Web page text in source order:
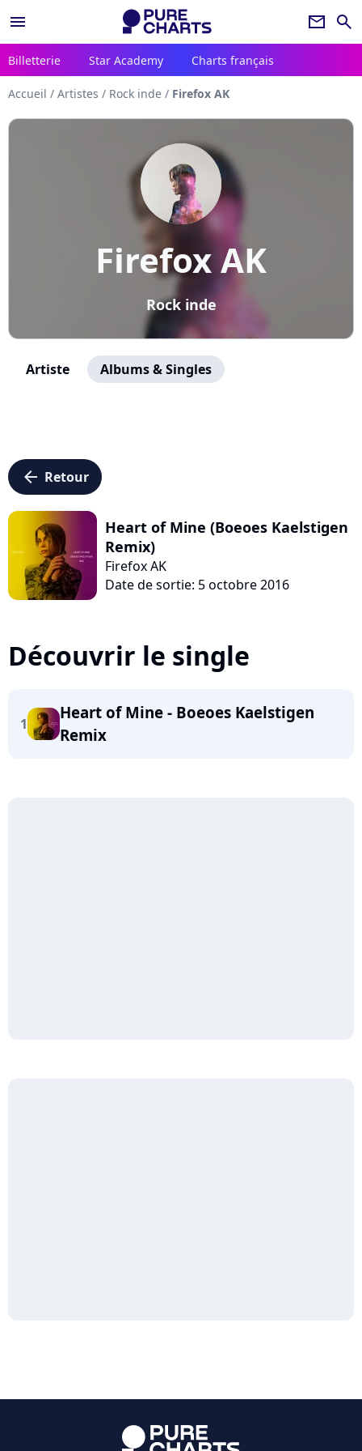
menu newsletter search
Billetterie Star Academy Charts français
Accueil / Artistes / Rock inde / Firefox AK
Firefox AK
Rock inde
Artiste Albums & Singles
arrow_left Retour
Heart of Mine (Boeoes Kaelstigen
Remix)
Firefox AK
Date de sortie: 5 octobre 2016
Découvrir le single
1
Heart of Mine - Boeoes Kaelstigen
Remix